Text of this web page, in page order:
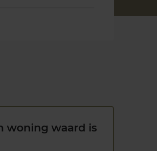
woning waard is